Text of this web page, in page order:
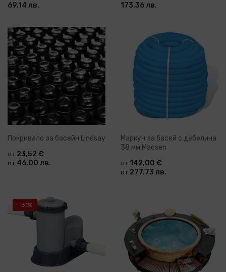
69.14 лв.
173.36 лв.
Покривало за басейн Lindsay
от 23,52 €
от 46.00 лв.
Маркуч за басей с дебелина
38 мм Macsen
от 142,00 €
от 277.73 лв.
-31%